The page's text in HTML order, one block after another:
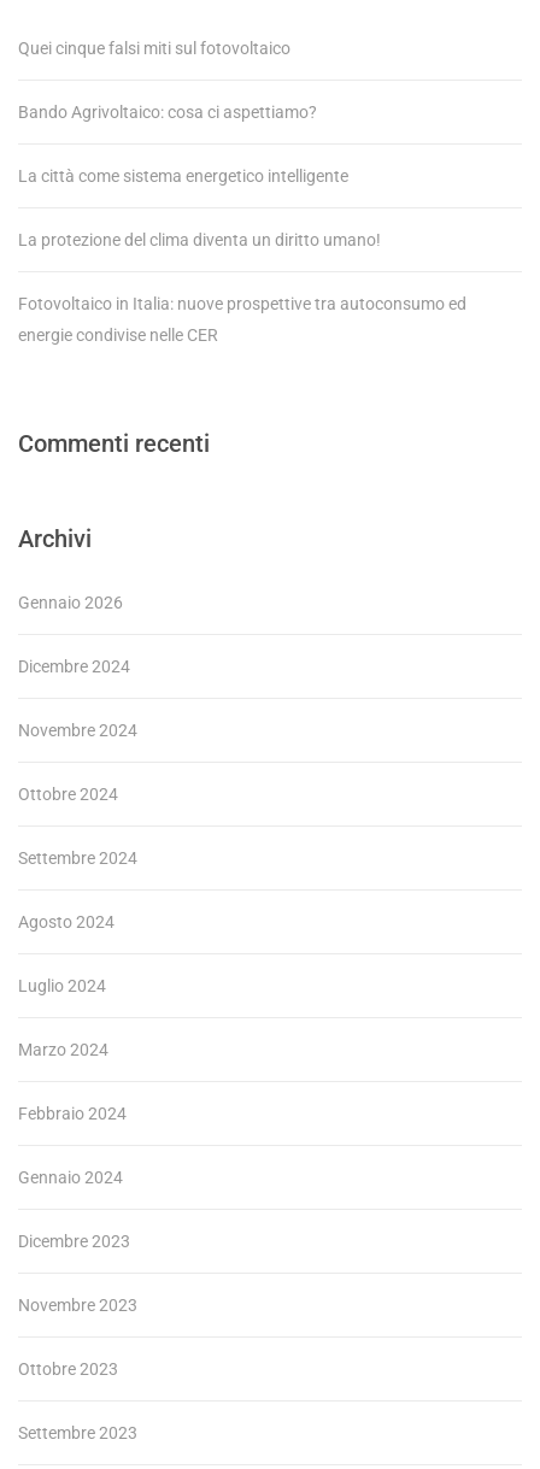
Quei cinque falsi miti sul fotovoltaico
Bando Agrivoltaico: cosa ci aspettiamo?
La città come sistema energetico intelligente
La protezione del clima diventa un diritto umano!
Fotovoltaico in Italia: nuove prospettive tra autoconsumo ed
energie condivise nelle CER
Commenti recenti
Archivi
Gennaio 2026
Dicembre 2024
Novembre 2024
Ottobre 2024
Settembre 2024
Agosto 2024
Luglio 2024
Marzo 2024
Febbraio 2024
Gennaio 2024
Dicembre 2023
Novembre 2023
Ottobre 2023
Settembre 2023